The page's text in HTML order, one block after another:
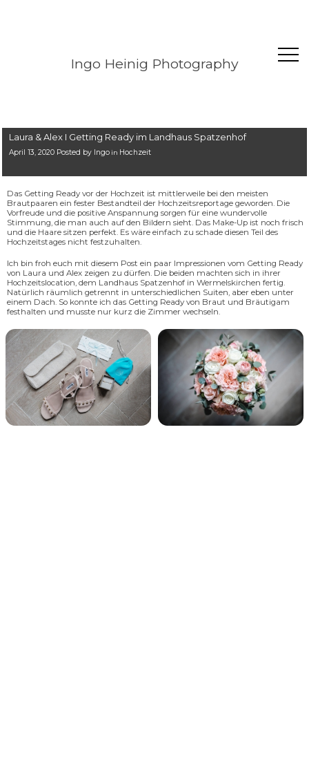
Ingo Heinig Photography
Laura & Alex I Getting Ready im Landhaus Spatzenhof
April 13, 2020 Posted by Ingo in Hochzeit
Das Getting Ready vor der Hochzeit ist mittlerweile bei den meisten
Brautpaaren ein fester Bestandteil der Hochzeitsreportage geworden. Die
Vorfreude und die positive Anspannung sorgen für eine wundervolle
Stimmung, die man auch auf den Bildern sieht. Das Make-Up ist noch frisch
und die Haare sitzen perfekt. Es wäre einfach zu schade diesen Teil des
Hochzeitstages nicht festzuhalten.
Ich bin froh euch mit diesem Post ein paar Impressionen vom Getting Ready
von Laura und Alex zeigen zu dürfen. Die beiden machten sich in ihrer
Hochzeitslocation, dem Landhaus Spatzenhof in Wermelskirchen fertig.
Natürlich räumlich getrennt in unterschiedlichen Suiten, aber eben unter
einem Dach. So konnte ich das Getting Ready von Braut und Bräutigam
festhalten und musste nur kurz die Zimmer wechseln.